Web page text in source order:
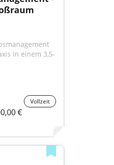
in einem 3,5-
Vollzeit
€